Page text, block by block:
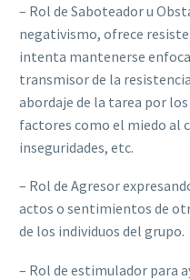
– Rol de Saboteador u
negativismo, ofrece
intenta mantenerse
transmisor de la
abordaje de la tarea por
factores como el miedo al
inseguridades, etc.
– Rol de Agresor
actos o sentimientos de
de los individuos del grupo.
– Rol de estimulador para